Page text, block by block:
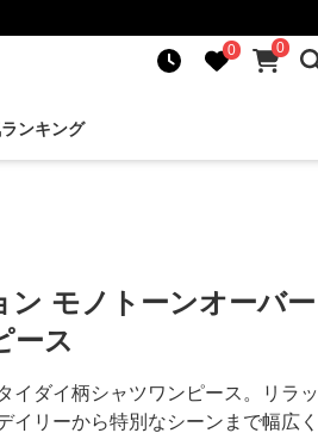
0
0
ランキング
ン モノトーンオーバー
ース
イダイ柄シャツワンピース。リラッ
イリーから特別なシーンまで幅広く